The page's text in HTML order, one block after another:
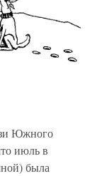
Южного
июль в
была